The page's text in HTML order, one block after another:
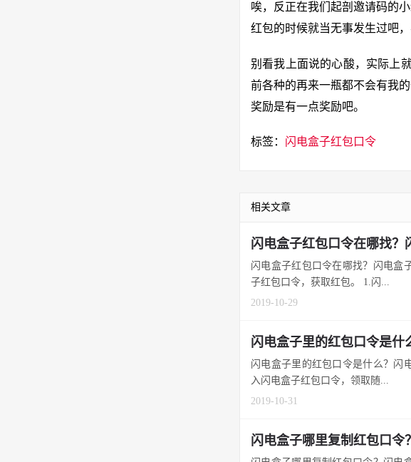
唉，反正在我们起剖邀请码的
红包的时候就当无事发生过吧，
别看我上面说的心酸，实际上
前各种的再来一瓶都不会有我
奖励是有一点奖励吧。
标签： 闪电盒子红包口令
相关文章
闪电盒子红包口令在哪找？
闪电盒子红包口令在哪找？闪电盒
子红包口令，获取红包。 1.闪...
2019-10-29
闪电盒子里的红包口令是什
闪电盒子里的红包口令是什么？闪
入闪电盒子红包口令，领取随...
2019-10-31
闪电盒子哪里复制红包口令